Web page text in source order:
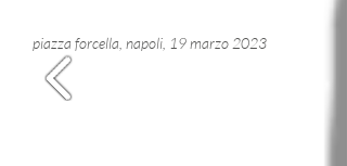
piazza forcella, napoli, 19 marzo 2023